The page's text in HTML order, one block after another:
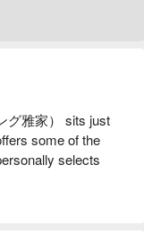
グ雅家） sits just
some of the
selects
the highest quality.
varieties of